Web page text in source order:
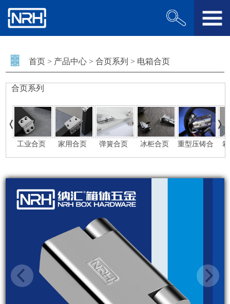
首页 > 产品中心 >合页系列 > 电箱合页
合页系列
工业合页 家用合页 弹簧合页 冰柜合页
重型压铸合
页